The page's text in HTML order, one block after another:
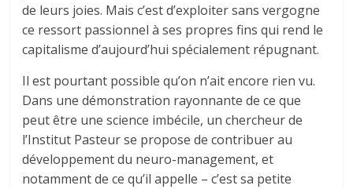
de leurs joies. Mais c’est d’exploiter sans vergogne
ce ressort passionnel à ses propres fins qui rend le
capitalisme d’aujourd’hui spécialement répugnant.
Il est pourtant possible qu’on n’ait encore rien vu.
Dans une démonstration rayonnante de ce que
peut être une science imbécile, un chercheur de
l’Institut Pasteur se propose de contribuer au
développement du neuro-management, et
notamment de ce qu’il appelle – c’est sa petite